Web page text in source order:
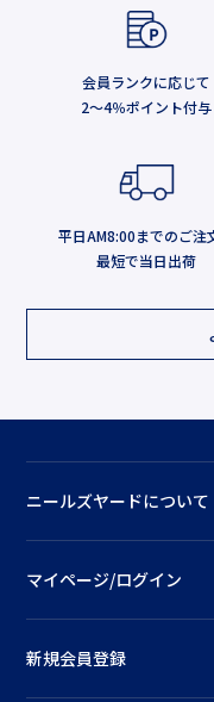
会員ランクに応じて
2～4％ポイント付与
平日AM8:00までのご注
最短で当日出荷
ニールズヤードについて
マイページ/ログイン
新規会員登録